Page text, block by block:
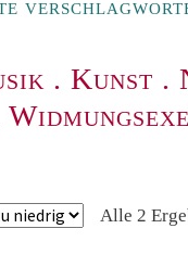
. Kunst .
Alle 2